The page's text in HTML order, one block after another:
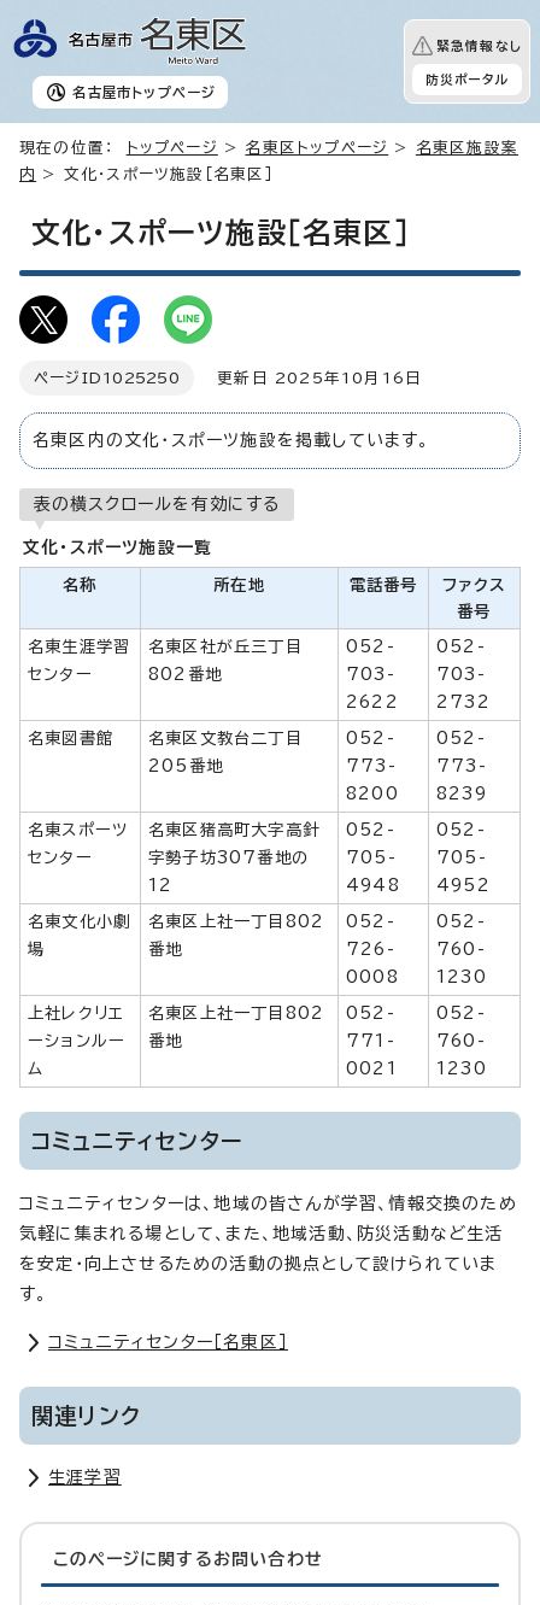
名古屋市 トップページ
緊急情報なし
防災ポータル
現在の位置： トップページ > 名東区トップページ > 名東区施設案
内
> 文化・スポーツ施設［名東区］
文化・スポーツ施設［名東区］
ページID 1025250 更新日 2025年10月16日
名東区内の文化・スポーツ施設を掲載しています。
表の横スクロールを有効にする
文化・スポーツ施設一覧
名称 所在地 電話番号
ファクス
番号
名東生涯学習
センター
名東区社が丘三丁目
802番地
052-
703-
2622
052-
703-
2732
名東図書館
名東区文教台二丁目
205番地
052-
773-
8200
052-
773-
8239
名東スポーツ
センター
名東区猪高町大字高針
字勢子坊307番地の
12
052-
705-
4948
052-
705-
4952
名東文化小劇
場
名東区上社一丁目802
番地
052-
726-
0008
052-
760-
1230
上社レクリエ
ーションルー
ム
名東区上社一丁目802
番地
052-
771-
0021
052-
760-
1230
コミュニティセンター
コミュニティセンターは、地域の皆さんが学習、情報交換のため
気軽に集まれる場として、また、地域活動、防災活動など生活
を安定・向上させるための活動の拠点として設けられていま
す。
コミュニティセンター［名東区］
関連リンク
生涯学習
このページに関する お問い合わせ